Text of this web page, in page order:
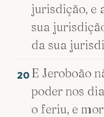
jurisdição, e
sua
da sua
20 E Jeroboão
poder nos
o feriu, e